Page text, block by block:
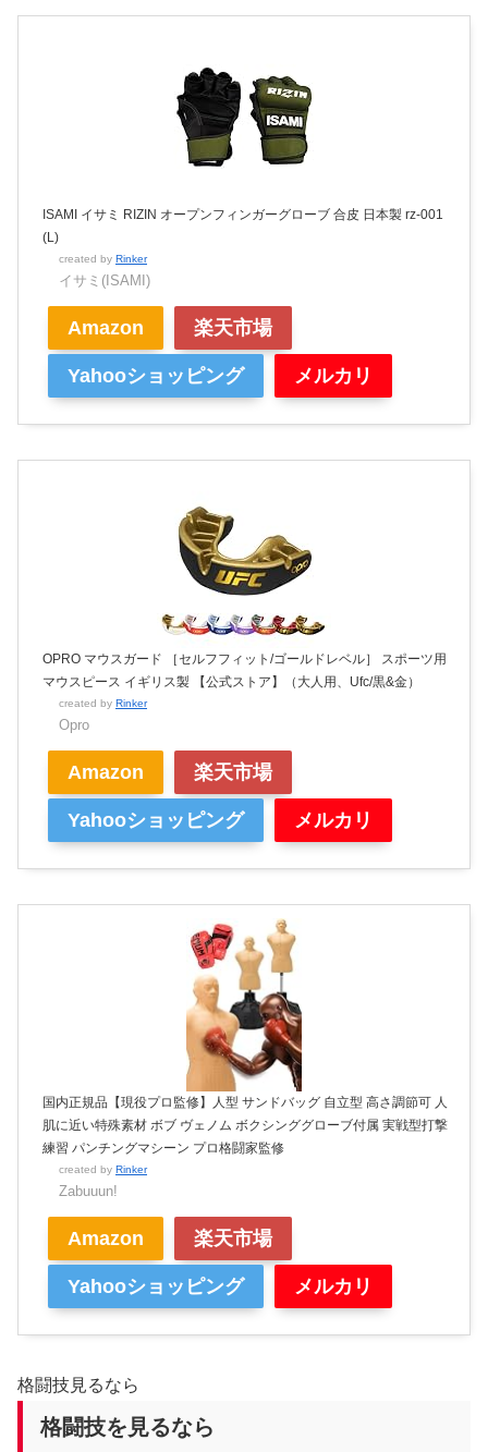
ISAMI イサミ RIZIN オープンフィンガーグローブ 合皮 日本製 rz-001
(L)
created by Rinker
イサミ(ISAMI)
Amazon 楽天市場
Yahooショッピング メルカリ
OPRO マウスガード ［セルフフィット/ゴールドレベル］ スポーツ用
マウスピース イギリス製 【公式ストア】（大人用、Ufc/黒&金）
created by Rinker
Opro
Amazon 楽天市場
Yahooショッピング メルカリ
国内正規品【現役プロ監修】人型 サンドバッグ 自立型 高さ調節可 人
肌に近い特殊素材 ボブ ヴェノム ボクシンググローブ付属 実戦型打撃
練習 パンチングマシーン プロ格闘家監修
created by Rinker
Zabuuun!
Amazon 楽天市場
Yahooショッピング メルカリ
格闘技見るなら
格闘技を見るなら